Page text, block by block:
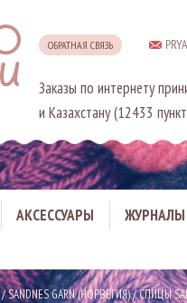
ОБРАТНАЯ СВЯЗЬ
Заказы по интернету
и Казахстану (12433
АКСЕССУАРЫ ЖУРНАЛЫ
/SANDNES GARN (НОРВЕГИЯ)/СПИЦЫ